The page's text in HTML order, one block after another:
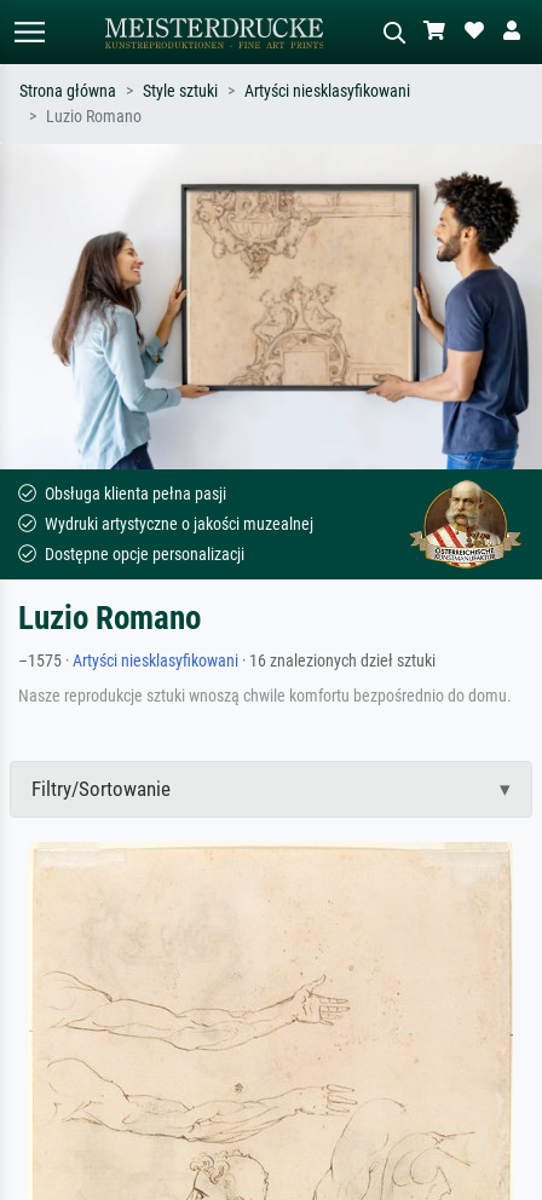
Monet, Gwiaździsta noc,
impresjonizm, fala Hokusaia, akt.
Opisz scenę – np. zielona łąka,
abstrakcja z czerwienią, ciemny olej,
stojący akt obok drzewa.
Strona główna Style sztuki
Artyści niesklasyfikowani
Luzio Romano
Obsługa klienta pełna pasji
Wydruki artystyczne o jakości muzealnej
Dostępne opcje personalizacji
Luzio Romano
–1575 ·Artyści niesklasyfikowani · 16 znalezionych dzieł sztuki
Nasze reprodukcje sztuki wnoszą chwile komfortu bezpośrednio do domu.
Filtry/Sortowanie